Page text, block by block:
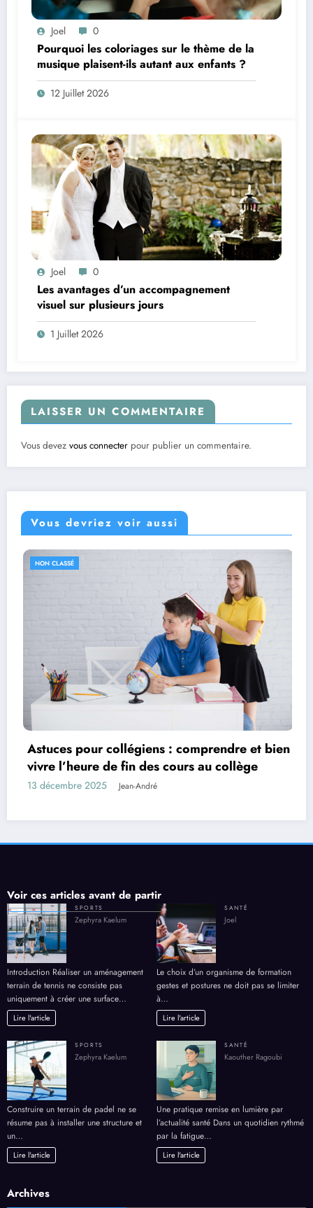
Joel 0
Pourquoi les coloriages sur le thème de la
musique plaisent-ils autant aux enfants ?
12 Juillet 2026
Joel 0
Les avantages d’un accompagnement
visuel sur plusieurs jours
1 Juillet 2026
LAISSER UN COMMENTAIRE
Vous devez vous connecter pour publier un commentaire.
Vous devriez voir aussi
bien
votre groupe ?
Voir ces articles avant de partir
Zephyra Kaelum
Introduction Réaliser un aménagement
uniquement à créer une surface…
Lire l'article
Joel
Le choix d’un organisme de formation
Lire l'article
Zephyra Kaelum
Construire un terrain de padel ne se
un…
Lire l'article
Kaouther Ragoubi
Une pratique remise en lumière par
Lire l'article